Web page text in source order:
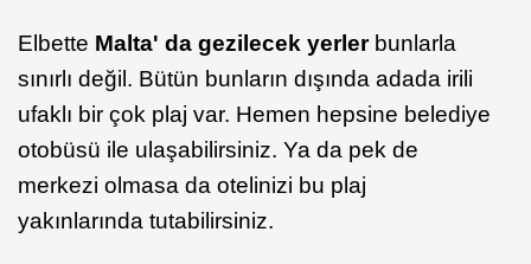
Elbette Malta' da gezilecek yerlerbunlarla
sınırlı değil. Bütün bunların dışında adada irili
ufaklı bir çok plaj var. Hemen hepsine belediye
otobüsü ile ulaşabilirsiniz. Ya da pek de
merkezi olmasa da otelinizi bu plaj
yakınlarında tutabilirsiniz.